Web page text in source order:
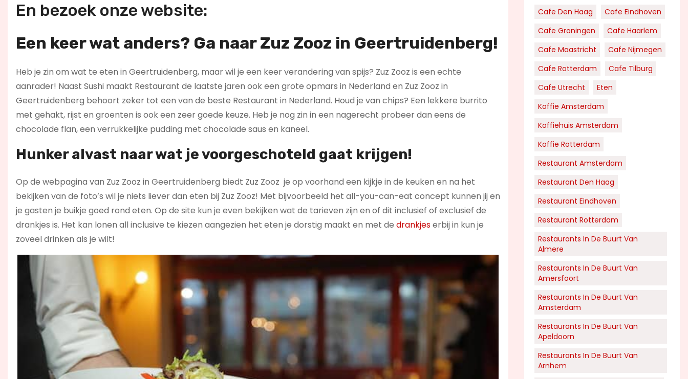
En bezoek onze website:
Een keer wat anders? Ga naar Zuz Zooz in Geertruidenberg!
Heb je zin om wat te eten in Geertruidenberg, maar wil je een keer verandering van spijs? Zuz Zooz is een echte
aanrader! Naast Sushi maakt Restaurant de laatste jaren ook een grote opmars in Nederland en Zuz Zooz in
Geertruidenberg behoort zeker tot een van de beste Restaurant in Nederland. Houd je van chips? Een lekkere burrito
met gehakt, rijst en groenten is ook een zeer goede keuze. Heb je nog zin in een nagerecht probeer dan eens de
chocolade flan, een verrukkelijke pudding met chocolade saus en kaneel.
Hunker alvast naar wat je voorgeschoteld gaat krijgen!
Op de webpagina van Zuz Zooz in Geertruidenberg biedt Zuz Zooz je op voorhand een kijkje in de keuken en na het
bekijken van de foto’s wil je niets liever dan eten bij Zuz Zooz! Met bijvoorbeeld het all-you-can-eat concept kunnen jij en
je gasten je buikje goed rond eten. Op de site kun je even bekijken wat de tarieven zijn en of dit inclusief of exclusief de
drankjes is. Het kan lonen all inclusive te kiezen aangezien het eten je dorstig maakt en met de drankjeserbij in kun je
zoveel drinken als je wilt!
Cafe Den Haag
Cafe Eindhoven
Cafe Groningen
Cafe Haarlem
Cafe Maastricht
Cafe Nijmegen
Cafe Rotterdam
Cafe Tilburg
Cafe Utrecht
Eten
Koffie Amsterdam
Koffiehuis Amsterdam
Koffie Rotterdam
Restaurant Amsterdam
Restaurant Den Haag
Restaurant Eindhoven
Restaurant Rotterdam
Restaurants In De Buurt Van
Almere
Restaurants In De Buurt Van
Amersfoort
Restaurants In De Buurt Van
Amsterdam
Restaurants In De Buurt Van
Apeldoorn
Restaurants In De Buurt Van
Arnhem